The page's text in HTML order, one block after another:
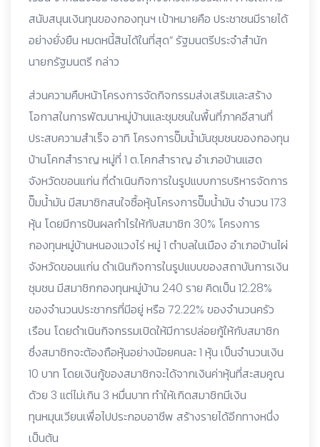
สนับสนุนเงินทุนของกองทุนฯ เป้าหมายคือ ประชาชนมีรายได้
อย่างยั่งยืน หมดหนี้สินได้ในที่สุด” รัฐมนตรีประจำสำนัก
นายกรัฐมนตรี กล่าว
ส่วนความคืบหน้าโครงการจัดกิจกรรมส่งเสริมและสร้าง
โอกาสในการพัฒนาหมู่บ้านและชุมชนในพื้นที่ภาคอีสานที่
ประสบความสำเร็จ อาทิ โครงการปั๊มน้ำมันชุมชนของกองทุน
บ้านโคกสำราญ หมู่ที่ 1 ต.โคกสำราญ อำเภอบ้านแฮด
จังหวัดขอนแก่น ที่ดำเนินกิจการในรูปแบบการบริหารจัดการ
ปั๊มน้ำมัน มีสมาชิกสนใจซื้อหุ้นโครงการปั๊มน้ำมัน จำนวน 173
หุ้น โดยมีการปันผลกำไรให้กับสมาชิก 30% โครงการ
กองทุนหมู่บ้านหนองแวงไร่ หมู่ 1 ตำบลในเมือง อำเภอบ้านไผ่
จังหวัดขอนแก่น ดำเนินกิจการในรูปแบบของสถาบันการเงิน
ชุมชน มีสมาชิกกองทุนหมู่บ้าน 240 ราย คิดเป็น 12.28%
ของจำนวนประชากรที่มีอยู่ หรือ 72.22% ของจำนวนครัว
เรือน โดยดำเนินกิจกรรมเปิดให้มีการปล่อยกู้ให้กับสมาชิก
ซึ่งสมาชิกจะต้องถือหุ้นอย่างน้อยคนละ 1 หุ้น เป็นจำนวนเงิน
10 บาท โดยเงินกู้ของสมาชิกจะได้จากเงินค่าหุ้นที่สะสมคูณ
ด้วย 3 แต่ไม่เกิน 3 หมื่นบาท ทำให้เกิดสมาชิกมีเงิน
ทุนหมุนเวียนเพื่อไปประกอบอาชีพ สร้างรายได้อีกทางหนึ่ง
เป็นต้น